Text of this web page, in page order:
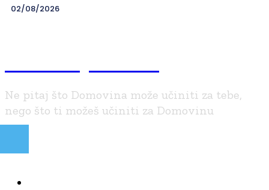
02/08/2026
Ne pitaj što Domovina može učiniti za tebe,
nego što ti možeš učiniti za Domovinu